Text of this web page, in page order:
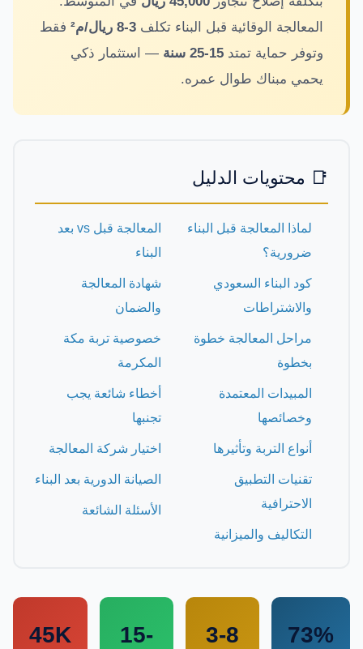
نجار مطابخ وأبواب
تركيب طارد الحمام بمكة
كشف تسربات المياه بمكة
معلم جبس بورد بمكة المكرمة
معلم دهانات بمكة المكرمة
حداد بمكة المكرمة
لحام وإصلاح خزانات المياه
المعالجة الوقائية قبل البناء تكلف 3-8 ريال/م²
فقط
وتوفر حماية تمتد 15-25 سنة
— استثمار ذكي
يحمي مبناك طوال عمره.
📑 محتويات الدليل
لماذا المعالجة قبل البناء
ضرورية؟
كود البناء السعودي
والاشتراطات
مراحل المعالجة خطوة
بخطوة
المبيدات المعتمدة
وخصائصها
أنواع التربة وتأثيرها
تقنيات التطبيق
الاحترافية
التكاليف والميزانية
المعالجة قبل vs بعد
البناء
شهادة المعالجة
والضمان
خصوصية تربة مكة
المكرمة
أخطاء شائعة يجب
تجنبها
اختيار شركة المعالجة
الصيانة الدورية بعد البناء
الأسئلة الشائعة
73%
3-8
15-
45K